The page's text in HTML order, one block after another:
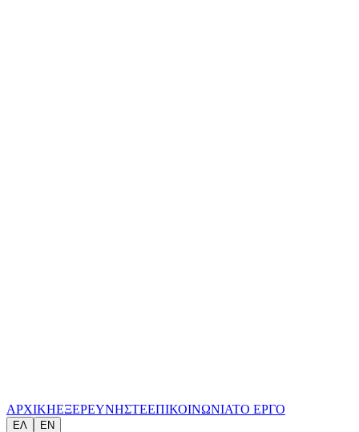
ΑΡΧΙΚΗΕΞΕΡΕΥΝΗΣΤΕΕΠΙΚΟΙΝΩΝΙΑΤΟ ΕΡΓΟ
ΕΛ EN